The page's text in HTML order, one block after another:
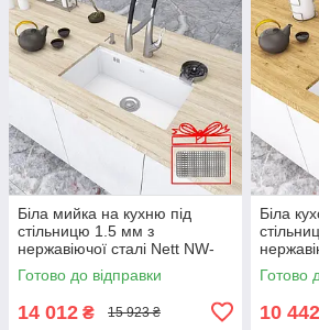
Біла мийка на кухню під
стільницю 1.5 мм з
нержавіючої сталі Nett NW-
7042
Готово до відправки
14 012 ₴ 15 923 ₴
Біла
5045
Готово
10 442